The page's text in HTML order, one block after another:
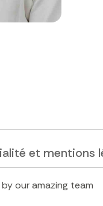
et mentions
our amazing team